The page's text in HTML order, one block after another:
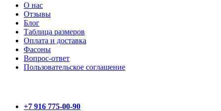
О нас
Отзывы
Блог
Таблица размеров
Оплата и доставка
Фасоны
Вопрос-ответ
Пользовательское соглашение
+7 916 775-00-90